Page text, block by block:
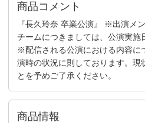
商品コメント
『長久玲奈 卒業公演』 ※出演メ
チームにつきましては、公演実施
※配信される公演における内容に
演時の状況に則しております。現
とを予めご了承ください。
商品情報